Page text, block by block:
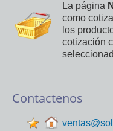
La página
como
los
cotización
Contactenos